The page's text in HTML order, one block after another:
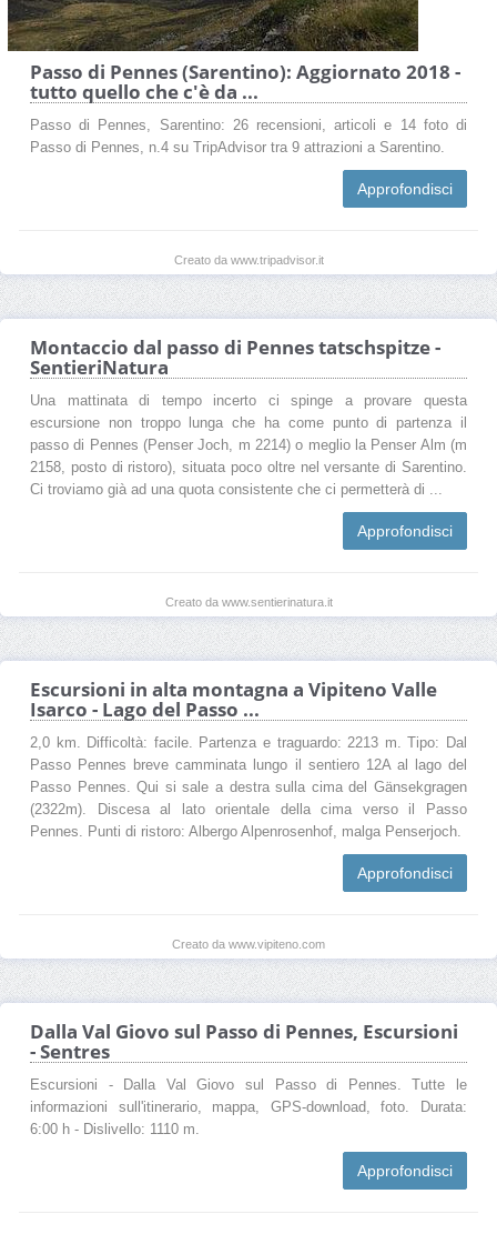
Passo di Pennes (Sarentino): Aggiornato 2018 -
tutto quello che c'è da ...
Passo di Pennes, Sarentino: 26 recensioni, articoli e 14 foto di
Passo di Pennes, n.4 su TripAdvisor tra 9 attrazioni a Sarentino.
Approfondisci
Creato da www.tripadvisor.it
Montaccio dal passo di Pennes tatschspitze -
SentieriNatura
Una mattinata di tempo incerto ci spinge a provare questa
escursione non troppo lunga che ha come punto di partenza il
passo di Pennes (Penser Joch, m 2214) o meglio la Penser Alm (m
2158, posto di ristoro), situata poco oltre nel versante di Sarentino.
Ci troviamo già ad una quota consistente che ci permetterà di ...
Approfondisci
Creato da www.sentierinatura.it
Escursioni in alta montagna a Vipiteno Valle
Isarco - Lago del Passo ...
2,0 km. Difficoltà: facile. Partenza e traguardo: 2213 m. Tipo: Dal
Passo Pennes breve camminata lungo il sentiero 12A al lago del
Passo Pennes. Qui si sale a destra sulla cima del Gänsekgragen
(2322m). Discesa al lato orientale della cima verso il Passo
Pennes. Punti di ristoro: Albergo Alpenrosenhof, malga Penserjoch.
Approfondisci
Creato da www.vipiteno.com
Dalla Val Giovo sul Passo di Pennes, Escursioni
- Sentres
Escursioni - Dalla Val Giovo sul Passo di Pennes. Tutte le
informazioni sull'itinerario, mappa, GPS-download, foto. Durata:
6:00 h - Dislivello: 1110 m.
Approfondisci